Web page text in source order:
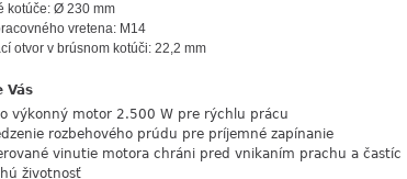
kotúče: Ø 230 mm
vretena: M14
otvor v brúsnom kotúči: 22,2 mm
Vás
výkonný motor 2.500 W pre rýchlu prácu
rozbehového prúdu pre príjemné zapínanie
vinutie motora chráni pred vnikaním prachu a častíc
životnosť